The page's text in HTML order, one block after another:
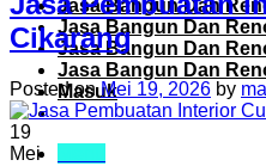
Jasa Bangun Dan
Jasa Bangun Dan
Jasa Bangun Dan
Jasa Bangun Dan
Masuk
Cikarang
Posted onMei 19, 2026 by
19
Mei